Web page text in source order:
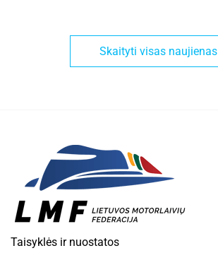
Skaityti visas naujienas
Taisyklės ir nuostatos